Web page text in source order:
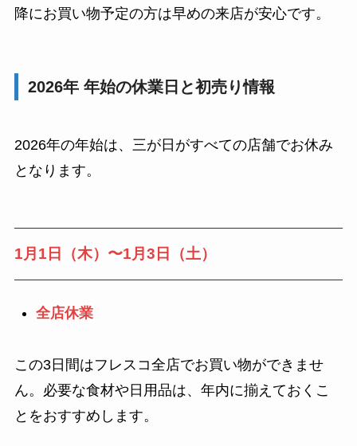
降にお買い物予定の方は早めの来店が安心です。
2026年 年始の休業日と初売り情報
2026年の年始は、三が日がすべての店舗でお休み
となります。
1月1日（木）〜1月3日（土）
全店休業
この3日間はフレスコ全店でお買い物ができませ
ん。必要な食材や日用品は、年内に揃えておくこ
とをおすすめします。